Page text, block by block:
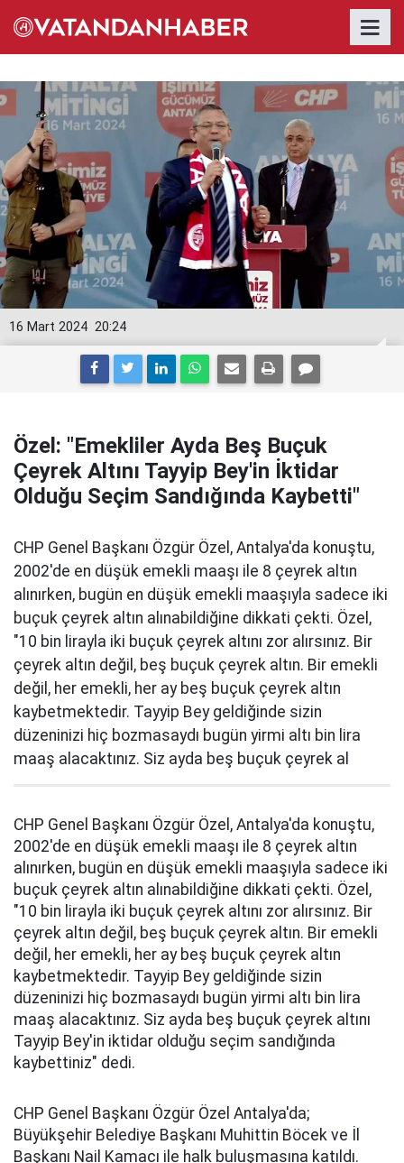
20:24
16 Mart 2024
Özel: "Emekliler Ayda Beş Buçuk
Çeyrek Altını Tayyip Bey'in İktidar
Olduğu Seçim Sandığında Kaybetti"
CHP Genel Başkanı Özgür Özel, Antalya'da konuştu,
2002'de en düşük emekli maaşı ile 8 çeyrek altın
alınırken, bugün en düşük emekli maaşıyla sadece iki
buçuk çeyrek altın alınabildiğine dikkati çekti. Özel,
"10 bin lirayla iki buçuk çeyrek altını zor alırsınız. Bir
çeyrek altın değil, beş buçuk çeyrek altın. Bir emekli
değil, her emekli, her ay beş buçuk çeyrek altın
kaybetmektedir. Tayyip Bey geldiğinde sizin
düzeninizi hiç bozmasaydı bugün yirmi altı bin lira
maaş alacaktınız. Siz ayda beş buçuk çeyrek al
CHP Genel Başkanı Özgür Özel, Antalya'da konuştu,
2002'de en düşük emekli maaşı ile 8 çeyrek altın
alınırken, bugün en düşük emekli maaşıyla sadece iki
buçuk çeyrek altın alınabildiğine dikkati çekti. Özel,
"10 bin lirayla iki buçuk çeyrek altını zor alırsınız. Bir
çeyrek altın değil, beş buçuk çeyrek altın. Bir emekli
değil, her emekli, her ay beş buçuk çeyrek altın
kaybetmektedir. Tayyip Bey geldiğinde sizin
düzeninizi hiç bozmasaydı bugün yirmi altı bin lira
maaş alacaktınız. Siz ayda beş buçuk çeyrek altını
Tayyip Bey'in iktidar olduğu seçim sandığında
kaybettiniz" dedi.
CHP Genel Başkanı Özgür Özel Antalya'da;
Büyükşehir Belediye Başkanı Muhittin Böcek ve İl
Başkanı Nail Kamacı ile halk buluşmasına katıldı.